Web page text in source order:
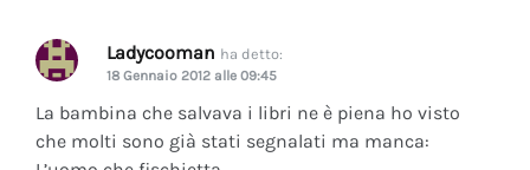
Ladycooman ha detto:
18 Gennaio 2012 alle 09:45
La bambina che salvava i libri ne è piena ho visto
che molti sono già stati segnalati ma manca: